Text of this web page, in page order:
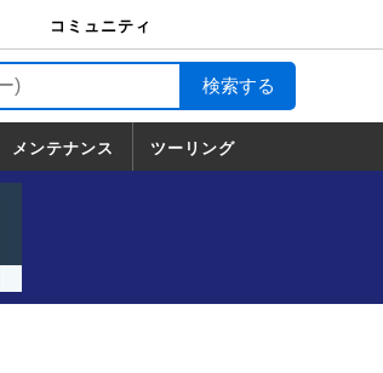
コミュニティ
メンテナンス ツーリング